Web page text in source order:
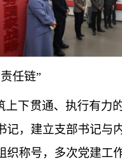
任链”
上下贯通、执行有
记，建立支部书记与
称号，多次党建工